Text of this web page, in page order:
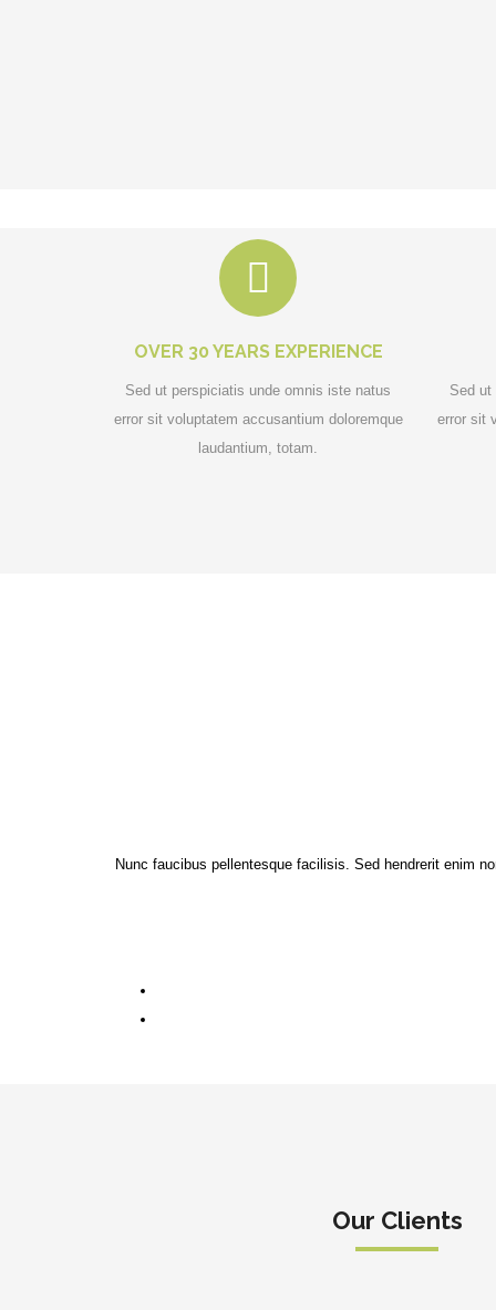
OVER 30 YEARS EXPERIENCE
Sed ut perspiciatis unde omnis iste natus
error sit voluptatem accusantium doloremque
laudantium, totam.
Sed ut
error sit
Nunc faucibus pellentesque facilisis. Sed hendrerit enim
Our Clients